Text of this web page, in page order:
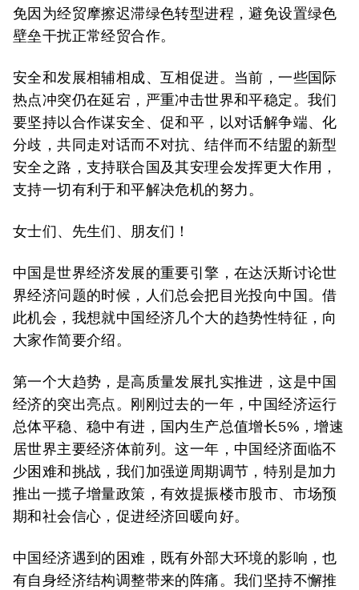
免因为经贸摩擦迟滞绿色转型进程，避免设置绿色
壁垒干扰正常经贸合作。
安全和发展相辅相成、互相促进。当前，一些国际
热点冲突仍在延宕，严重冲击世界和平稳定。我们
要坚持以合作谋安全、促和平，以对话解争端、化
分歧，共同走对话而不对抗、结伴而不结盟的新型
安全之路，支持联合国及其安理会发挥更大作用，
支持一切有利于和平解决危机的努力。
女士们、先生们、朋友们！
中国是世界经济发展的重要引擎，在达沃斯讨论世
界经济问题的时候，人们总会把目光投向中国。借
此机会，我想就中国经济几个大的趋势性特征，向
大家作简要介绍。
第一个大趋势，是高质量发展扎实推进，这是中国
经济的突出亮点。刚刚过去的一年，中国经济运行
总体平稳、稳中有进，国内生产总值增长5%，增速
居世界主要经济体前列。这一年，中国经济面临不
少困难和挑战，我们加强逆周期调节，特别是加力
推出一揽子增量政策，有效提振楼市股市、市场预
期和社会信心，促进经济回暖向好。
中国经济遇到的困难，既有外部大环境的影响，也
有自身经济结构调整带来的阵痛。我们坚持不懈推